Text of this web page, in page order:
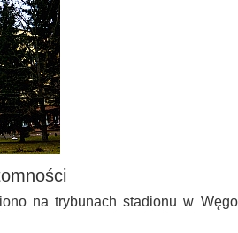
na trybunach stadionu w